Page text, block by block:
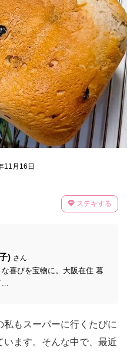
11月16日
ステキする
) さん
喜びを宝物に。大阪在住 暮
...
もスーパーに行くたびに
ます。そんな中で、最近